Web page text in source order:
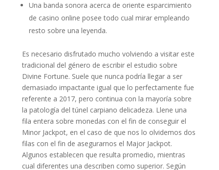
Una banda sonora acerca de oriente esparcimiento
de casino online posee todo cual mirar empleando
resto sobre una leyenda.
Es necesario disfrutado mucho volviendo a visitar este
tradicional del género de escribir el estudio sobre
Divine Fortune. Suele que nunca podrí­a llegar a ser
demasiado impactante igual que lo perfectamente fue
referente a 2017, pero continua con la mayoría sobre
la patologí­a del túnel carpiano delicadeza. Llene una
fila entera sobre monedas con el fin de conseguir el
Minor Jackpot, en el caso de que nos lo olvidemos dos
filas con el fin de asegurarnos el Major Jackpot.
Algunos establecen que resulta promedio, mientras
cual diferentes una describen como superior. Según